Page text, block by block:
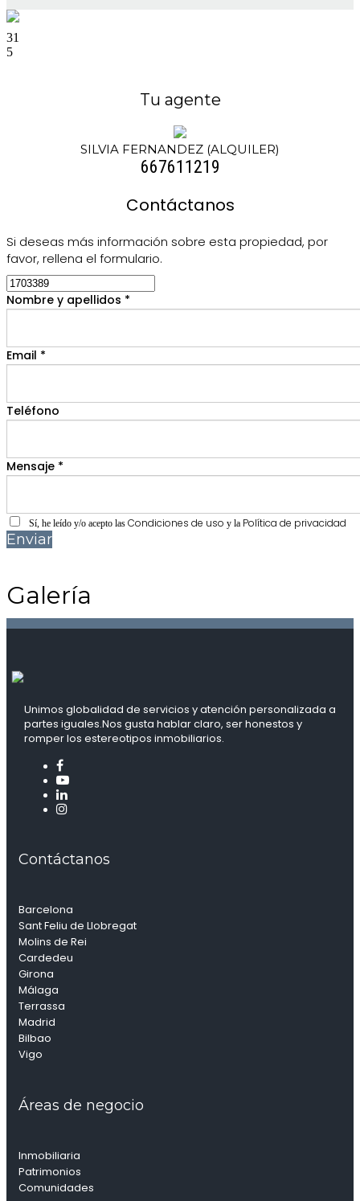
31
5
Tu agente
SILVIA FERNANDEZ (ALQUILER)
667611219
Contáctanos
Si deseas más información sobre esta propiedad, por
favor, rellena el formulario.
Nombre y apellidos *
Email *
Teléfono
Mensaje *
Sí, he leído y/o acepto las Condiciones de uso y la Política de privacidad
Enviar
Galería
Unimos globalidad de servicios y atención personalizada a
partes iguales.Nos gusta hablar claro, ser honestos y
romper los estereotipos inmobiliarios.
Contáctanos
Barcelona
Sant Feliu de Llobregat
Molins de Rei
Cardedeu
Girona
Málaga
Terrassa
Madrid
Bilbao
Vigo
Áreas de negocio
Inmobiliaria
Patrimonios
Comunidades